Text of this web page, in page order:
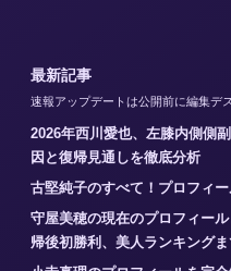
最新記事
速報アップデートは公開前に編集デ
2026年西川愛也、左膝内側側
因と復帰見通しを徹底分析
古堅純子のすべて！プロフィ
守屋美穂の現在のプロフィー
帰後初勝利、美人ランキング